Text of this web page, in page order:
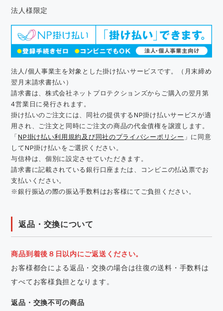
法人様限定
法人/個人事業主を対象とした掛け払いサービスです。（月末締め
翌月末請求書払い）
請求書は、株式会社ネットプロテクションズからご購入の翌月第
4営業日に発行されます。
掛け払いのご注文には、同社の提供するNP掛け払いサービスが適
用され、ご注文と同時にご注文の商品の代金債権を譲渡します。
「NP掛け払い利用規約及び同社のプライバシーポリシー 」に同意
してNP掛け払いをご選択ください。
与信枠は、個別に設定させていただきます。
請求書に記載されている銀行口座または、コンビニの払込票でお
支払いください。
※銀行振込の際の振込手数料はお客様にてご負担ください。
返品・交換について
商品到着後８日以内にご返送ください。
お客様都合による返品・交換の場合は往復の送料・手数料は
すべてお客様負担となります。
返品・交換不可の商品